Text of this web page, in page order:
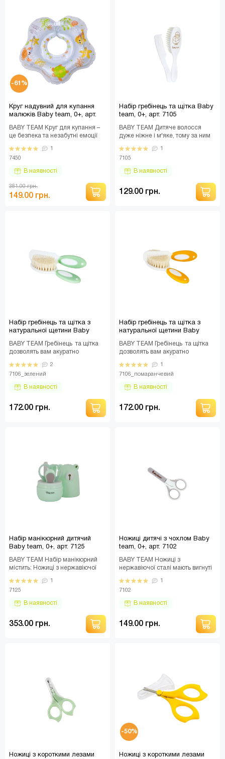
-61%
Круг надувний для купання
малюків Baby team, 0+, арт.
BABY TEAM Круг для купання –
це безпека та незабутні емоції
купання. ..
1
7450
В наявності
381.00 грн.
149.00 грн.
Набір гребінець та щітка Baby
team, 0+, арт. 7105
BABY TEAM Дитяче волосся
дуже ніжне і м'яке, тому за ним
Щітка відмінно п..
1
7105
В наявності
129.00 грн.
Набір гребінець та щітка з
натуральної щетини Baby
BABY TEAM Гребінець та щітка
дозволять вам акуратно
Щітка з натуральною..
2
7106_зелений
В наявності
172.00 грн.
Набір гребінець та щітка з
натуральної щетини Baby
(помаранчевий)
BABY TEAM Гребінець та щітка
дозволять вам акуратно
Щітка з натуральною..
1
7106_помаранчевий
В наявності
172.00 грн.
Набір манікюрний дитячий
Baby team, 0+, арт. 7125
BABY TEAM Набір манікюрний
містить: Ножиці з нержавіючої
закругленими кінцям..
1
7125
В наявності
353.00 грн.
Ножиці дитячі з чохлом Baby
team, 0+, арт. 7102
BABY TEAM Ножиці з
нержавіючої сталі мають вигнуті
щоб дати можливість ..
1
7102
В наявності
149.00 грн.
Ножиці з короткими лезами
-50%
Ножиці з короткими лезами